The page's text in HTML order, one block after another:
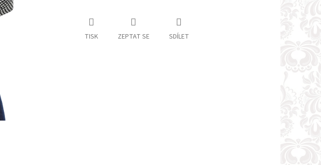
TISK ZEPTAT SE SDÍLET